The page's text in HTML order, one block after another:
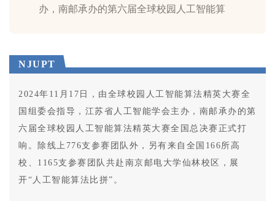
办，南邮承办的第六届全球校园人工智能算
NJUPT
2024年11月17日，由全球校园人工智能算法精英大赛全
国组委会指导，江苏省人工智能学会主办，南邮承办的第
六届全球校园人工智能算法精英大赛全国总决赛正式打
响。除线上776支参赛团队外，另有来自全国166所高
校、1165支参赛团队共赴南京邮电大学仙林校区，展
开“人工智能算法比拼”。